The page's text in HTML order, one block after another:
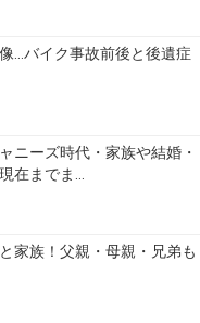
…バイク事故前後と後遺症
ニーズ時代・家族や結婚・
在までま…
家族！父親・母親・兄弟も